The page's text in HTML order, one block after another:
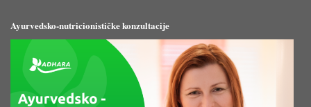
Ayurvedsko-nutricionističke konzultacije